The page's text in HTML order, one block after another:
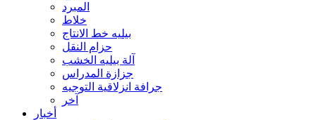
المبرد
خلاط
بيليه خط الانتاج
حزام النقل
آلة بيليه الخشب
جزازة المدراس
جرافة انزلاقية التوجيه
آخر
أخبار